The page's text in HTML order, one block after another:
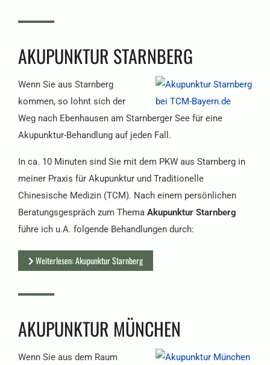
AKUPUNKTUR STARNBERG
Wenn Sie aus Starnberg
kommen, so lohnt sich der
Weg nach Ebenhausen am Starnberger See für eine
Akupunktur-Behandlung auf jeden Fall.
In ca. 10 Minuten sind Sie mit dem PKW aus Starnberg in
meiner Praxis für Akupunktur und Traditionelle
Chinesische Medizin (TCM). Nach einem persönlichen
Beratungsgespräch zum Thema Akupunktur Starnberg
führe ich u.A. folgende Behandlungen durch:
Weiterlesen: Akupunktur Starnberg
AKUPUNKTUR MÜNCHEN
Wenn Sie aus dem Raum